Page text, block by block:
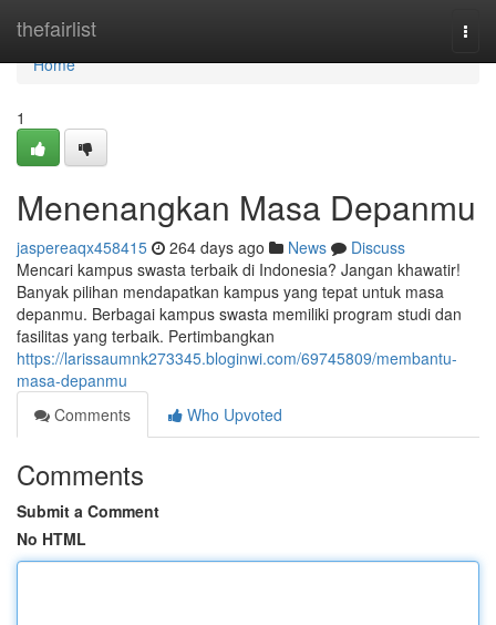
thefairlist
Home
Home
1
Menenangkan Masa Depanmu
jaspereaqx458415 264 days ago News
Discuss
Mencari kampus swasta terbaik di Indonesia? Jangan khawatir!
Banyak pilihan mendapatkan kampus yang tepat untuk masa
depanmu. Berbagai kampus swasta memiliki program studi dan
fasilitas yang terbaik. Pertimbangkan
https://larissaumnk273345.bloginwi.com/69745809/membantu-
masa-depanmu
Comments
Who Upvoted
Comments
Submit a Comment
No HTML